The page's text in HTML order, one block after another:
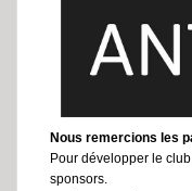
Nous remercions les
Pour développer le
sponsors.